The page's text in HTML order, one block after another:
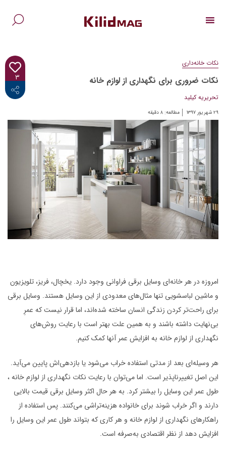
۳
<i class="fab fa-facebook-f"></i>
نکات خانه‌داری
نکات ضروری برای نگهداری از لوازم خانه
تحریریه کیلید
۲۹ شهریور ۱۳۹۷ مطالعه: ۸ دقیقه
امروزه در هر خانه‌ای وسایل‌ برقی فراوانی وجود دارد. یخچال، فریز، تلویزیون
و ماشین لباسشویی تنها مثال‌های معدودی از این وسایل هستند. وسایل برقی
برای راحت‌تر کردن زندگی انسان ساخته شده‌اند، اما قرار نیست که عمرِ
بی‌نهایت داشته باشند و به همین علت بهتر است با رعایت روش‌های
نگهداری از لوازم خانه به افزایش عمر آنها کمک کنیم.
هر وسیله‌ای بعد از مدتی استفاده خراب می‌شود یا بازدهی‌اش پایین می‌آید.
این اصل تغییرناپذیر است. اما می‌توان با رعایت نکات نگهداری از لوازم خانه ،
طول عمر این وسایل را بیشتر کرد. به هر حال اکثر وسایل برقی قیمت بالایی
دارند و اگر خراب شوند برای خانواده هزینه‌تراشی می‌کنند. پس استفاده از
راهکارهای نگهداری از لوازم خانه و هر کاری که بتواند طول عمر این وسایل را
افزایش دهد از نظر اقتصادی به‌صرفه است.